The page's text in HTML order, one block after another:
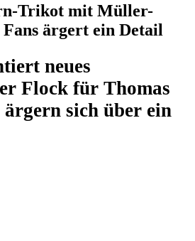
Trikot mit Müller-
ärgert ein Detail
neues
Flock für Thomas
sich über ein